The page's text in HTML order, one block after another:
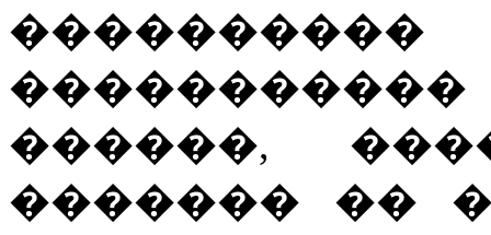
������,
������� ��